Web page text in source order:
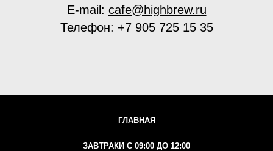
E-mail: cafe@highbrew.ru
Телефон: +7 905 725 15 35
ГЛАВНАЯ
ЗАВТРАКИ С 09:00 ДО 12:00